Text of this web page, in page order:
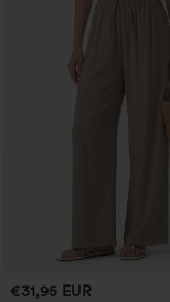
€31,95 EUR